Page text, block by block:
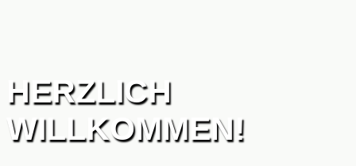
HERZLICH
WILLKOMMEN!